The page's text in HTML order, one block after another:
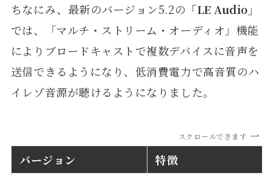
ちなにみ、最新のバージョン5.2の 「LE Audio」
では、「マルチ・ストリーム・オーディオ」機能
によりブロードキャストで複数デバイスに音声を
送信できるようになり、低消費電力で高音質のハ
イレゾ音源が聴けるようになりました。
スクロールできます
バージョン
特徴